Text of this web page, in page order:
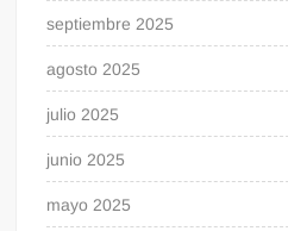
septiembre 2025
agosto 2025
julio 2025
junio 2025
mayo 2025